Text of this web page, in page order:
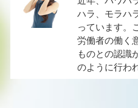
ハラ、モラハ
っています。
労働者の働く
ものとの認識
のように行わ